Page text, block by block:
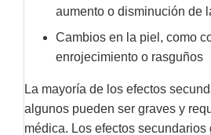
aumento o disminución de
Cambios en la piel, como
enrojecimiento o rasguños
La mayoría de los efectos
algunos pueden ser graves y
médica. Los efectos secundarios